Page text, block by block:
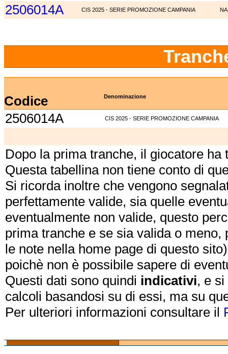
2506014A CIS 2025 - SERIE PROMOZIONE CAMPANIA NA
Codice Denominazione
2506014A CIS 2025 - SERIE PROMOZIONE CAMPANIA
Dopo la prima tranche, il giocatore
Questa tabellina non tiene conto di
Si ricorda inoltre che vengono
perfettamente valide, sia quelle
eventualmente non valide, questo
prima tranche e se sia valida o
le note nella home page di questo
poichè non è possibile sapere di
Questi dati sono quindi indicativi, e
calcoli basandosi su di essi, ma su
Per ulteriori informazioni consultare il